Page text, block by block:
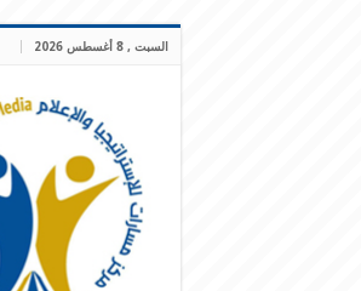
السبت , 8 أغسطس 2026